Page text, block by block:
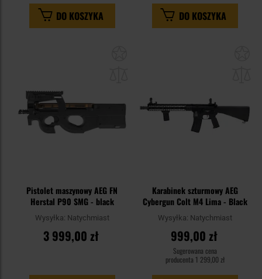
DO KOSZYKA DO KOSZYKA
Pistolet maszynowy AEG FN
Herstal P90 SMG - black
Wysyłka: Natychmiast
3 999,00 zł
Karabinek szturmowy AEG
Cybergun Colt M4 Lima - Black
Wysyłka: Natychmiast
999,00 zł
Sugerowana cena
producenta 1 299,00 zł